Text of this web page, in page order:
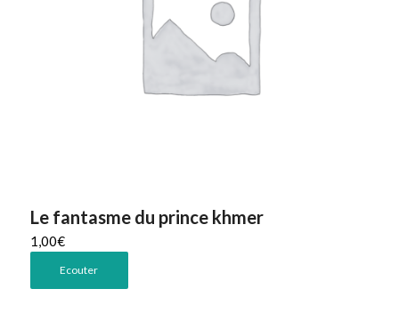
Le fantasme du prince khmer
1,00€
Ecouter